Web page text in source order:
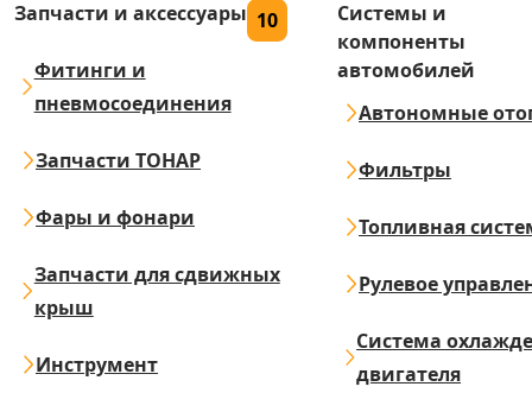
Запчасти и аксессуары 10
Фитинги и
пневмосоединения
Запчасти ТОНАР
Фары и фонари
Запчасти для сдвижных
крыш
Инструмент
Системы и
компоненты
автомобилей
Автономные
Фильтры
Топливная
Рулевое
Система
двигателя